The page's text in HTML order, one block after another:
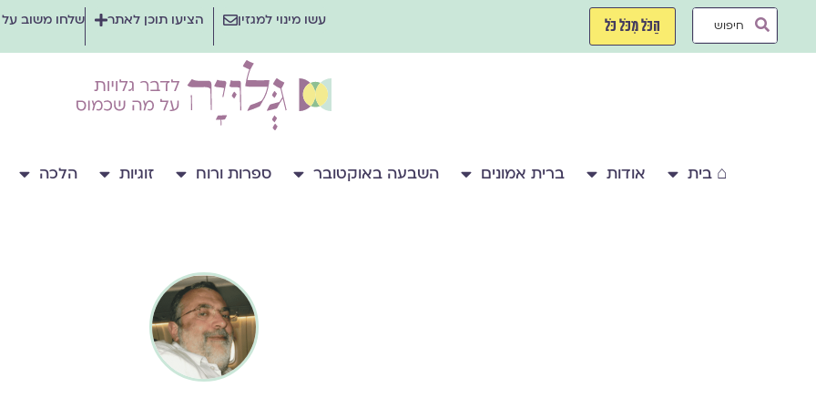
Search
הַכֹּל מִכֹּל כֹּל עשו מינוי למגזין הציעו תוכן לאתר שלחו משוב
⌂ בית אודות ברית אמונים השבעה באוקטובר ספרות ורוח זוגיות הלכה